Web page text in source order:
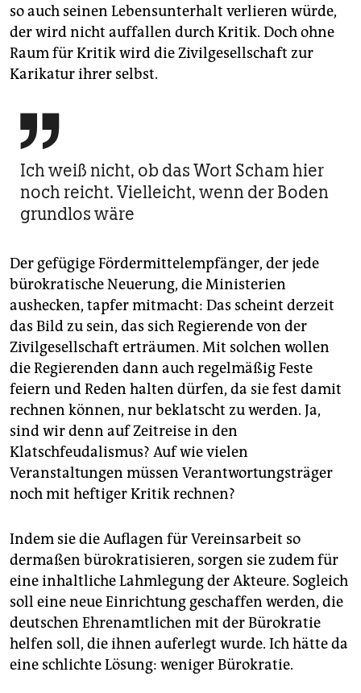
so auch seinen Lebensunterhalt verlieren würde,
der wird nicht auffallen durch Kritik. Doch ohne
Raum für Kritik wird die Zivilgesellschaft zur
Karikatur ihrer selbst.

Ich weiß nicht, ob das Wort Scham hier
noch reicht. Vielleicht, wenn der Boden
grundlos wäre
Der gefügige Fördermittelempfänger, der jede
bürokratische Neuerung, die Ministerien
aushecken, tapfer mitmacht: Das scheint derzeit
das Bild zu sein, das sich Regierende von der
Zivilgesellschaft erträumen. Mit solchen wollen
die Regierenden dann auch regelmäßig Feste
feiern und Reden halten dürfen, da sie fest damit
rechnen können, nur beklatscht zu werden. Ja,
sind wir denn auf Zeitreise in den
Klatschfeudalismus? Auf wie vielen
Veranstaltungen müssen Verantwortungsträger
noch mit heftiger Kritik rechnen?
Indem sie die Auflagen für Vereinsarbeit so
dermaßen bürokratisieren, sorgen sie zudem für
eine inhaltliche Lahmlegung der Akteure. Sogleich
soll eine neue Einrichtung geschaffen werden, die
deutschen Ehrenamtlichen mit der Bürokratie
helfen soll, die ihnen auferlegt wurde. Ich hätte da
eine schlichte Lösung: weniger Bürokratie.